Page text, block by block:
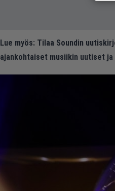
Lue myös: Tilaa Soundin
ajankohtaiset musiikin uutiset